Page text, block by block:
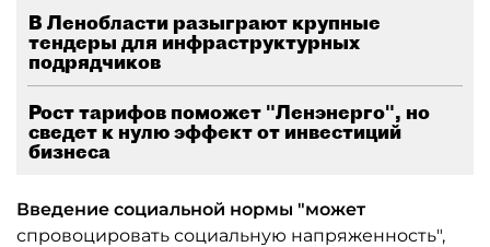
В Ленобласти разыграют крупные
тендеры для инфраструктурных
подрядчиков
Рост тарифов поможет "Ленэнерго", но
сведет к нулю эффект от инвестиций
бизнеса
Введение социальной нормы "может
спровоцировать социальную напряженность",